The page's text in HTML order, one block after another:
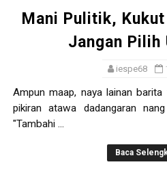
Mani Pulitik,
Jangan Pilih
iespe68
Ampun maap, naya lainan
pikiran atawa dadangaran
"Tambahi ...
Baca